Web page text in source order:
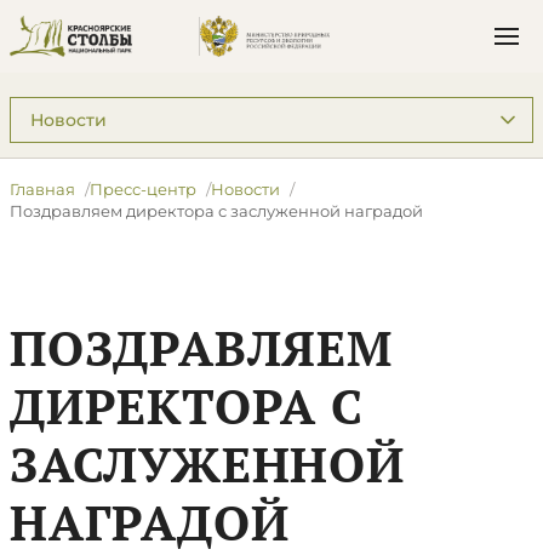
Подразделы: Пресс-центр
Главная Пресс-центр
Новости
​Поздравляем директора с заслуженной наградой
​ПОЗДРАВЛЯЕМ
ДИРЕКТОРА С
ЗАСЛУЖЕННОЙ
НАГРАДОЙ